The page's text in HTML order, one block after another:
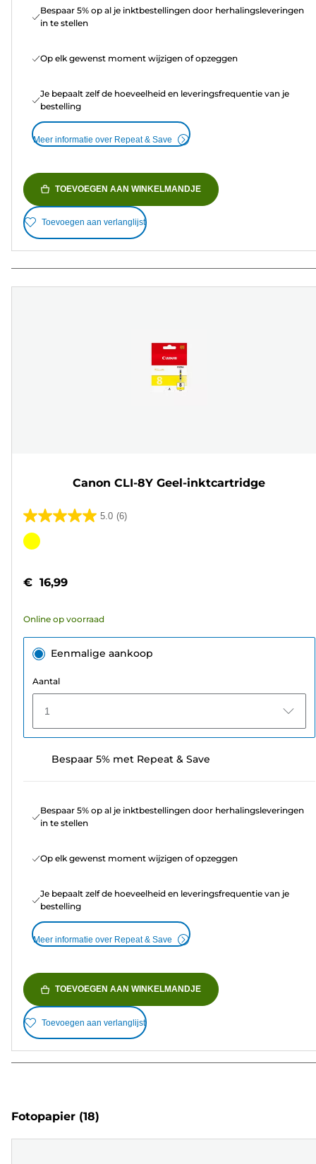
Bespaar 5% op al je inktbestellingen door herhalingsleveringen
in te stellen
Op elk gewenst moment wijzigen of opzeggen
Je bepaalt zelf de hoeveelheid en leveringsfrequentie van je
bestelling
Meer informatie over Repeat & Save
TOEVOEGEN AAN WINKELMANDJE
Toevoegen aan verlanglijst
Canon CLI-8Y Geel-inktcartridge
5.0 (6)
5.0
van
sterren.
beoordelingen
Kleurencartridge
€ 16,99
Online op voorraad
Eenmalige aankoop
Aantal
1
Bespaar 5% met Repeat & Save
Bespaar 5% op al je inktbestellingen door herhalingsleveringen
in te stellen
Op elk gewenst moment wijzigen of opzeggen
Je bepaalt zelf de hoeveelheid en leveringsfrequentie van je
bestelling
Meer informatie over Repeat & Save
TOEVOEGEN AAN WINKELMANDJE
Toevoegen aan verlanglijst
Fotopapier (18)